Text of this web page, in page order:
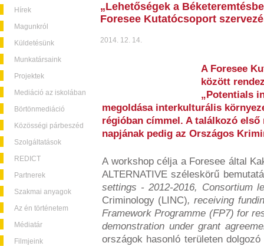
Hírek
Magunkról
Küldetésünk
Munkatársaink
Projektek
Mediáció az iskolában
Börtönmediáció
Közösségi párbeszéd
Szolgáltatások
REDICT
Partnerek
Szakmai anyagok
Az én történetem
Médiatár
Filmjeink
„Lehetőségek a
Foresee Kutatócsoport
2014. 12. 14.
A Foresee
között
„Potentials
megoldása interkulturális
régióban címmel. A találkozó
napjának pedig az Országos
A workshop célja a Foresee által
ALTERNATIVE széleskörű
settings - 2012-2016, Consortium
Criminology (LINC), receiving
Framework Programme (FP7) for
demonstration under grant
országok hasonló területen